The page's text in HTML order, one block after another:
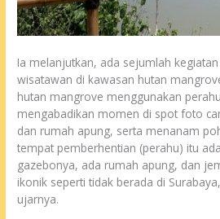
Ia melanjutkan, ada sejumlah
wisatawan di kawasan hutan
hutan mangrove menggunakan
mengabadikan momen di spot foto
dan rumah apung, serta menanam
tempat pemberhentian (perahu) itu
gazebonya, ada rumah apung, dan
ikonik seperti tidak berada di
ujarnya.